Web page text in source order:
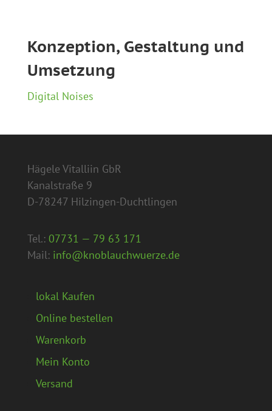
Konzeption, Gestaltung und
Umsetzung
Digital Noises
Hägele Vitalliin GbR
Kanalstraße 9
D-78247 Hilzingen-Duchtlingen
Tel.: 07731 — 79 63 171
Mail: info@knoblauchwuerze.de
lokal Kaufen
Online bestellen
Warenkorb
Mein Konto
Versand